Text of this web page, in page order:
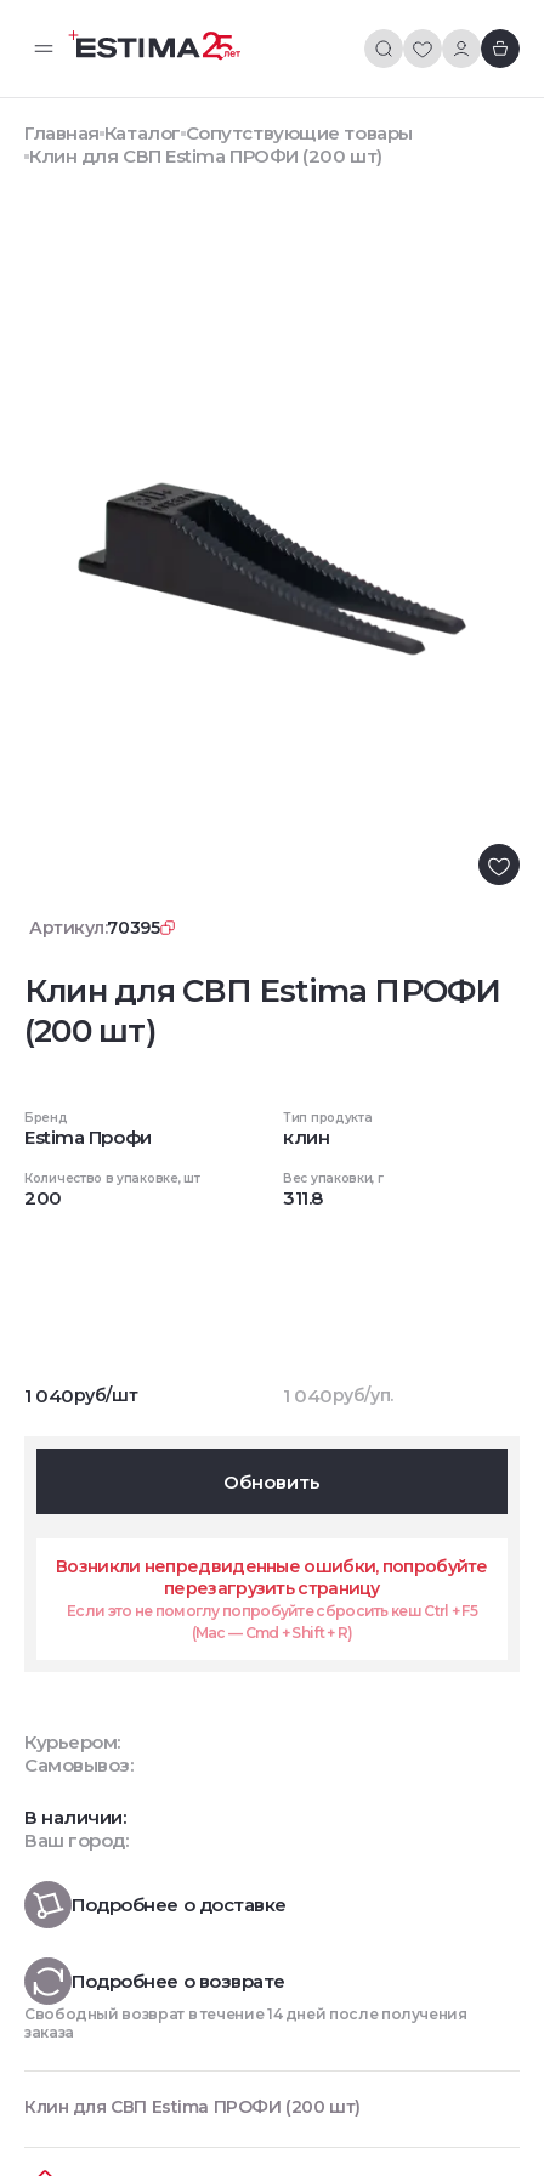
Главная Каталог Сопутствующие товары
Клин для СВП Estima ПРОФИ (200 шт)
Артикул:70395
Клин для СВП Estima ПРОФИ
(200 шт)
Бренд
Estima Профи
Тип продукта
клин
Количество в упаковке, шт
200
Вес упаковки, г
311.8
1 040руб/шт 1 040руб/уп.
Обновить
Возникли непредвиденные ошибки, попробуйте
перезагрузить страницу
Если это не помоглу попробуйте сбросить кеш Ctrl + F5
(Mac — Cmd + Shift + R)
Курьером:
Самовывоз:
В наличии:
Ваш город:
Подробнее о доставке
Подробнее о возврате
Свободный возврат в течение 14 дней после получения
заказа
Клин для СВП Estima ПРОФИ (200 шт)